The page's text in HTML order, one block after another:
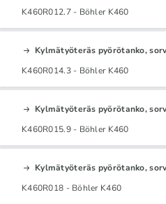
K460R012.7 - Böhler K460
Kylmätyöteräs pyörötanko,
K460R014.3 - Böhler K460
Kylmätyöteräs pyörötanko,
K460R015.9 - Böhler K460
Kylmätyöteräs pyörötanko,
K460R018 - Böhler K460